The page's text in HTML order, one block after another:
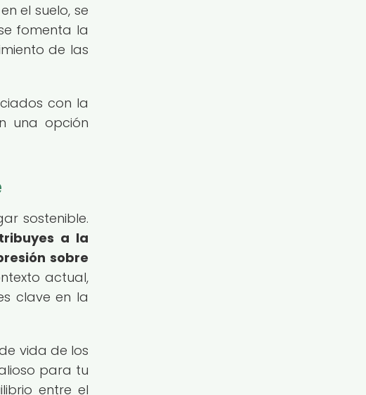
el suelo, se
fomenta la
de las
con la
una opción
sostenible.
a la
sobre
actual,
clave en la
vida de los
para tu
entre el